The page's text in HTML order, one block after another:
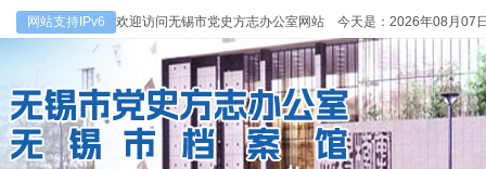
网站支持IPv6 欢迎访问无锡市党史方志办公室网站 今天是： 2026年08月07